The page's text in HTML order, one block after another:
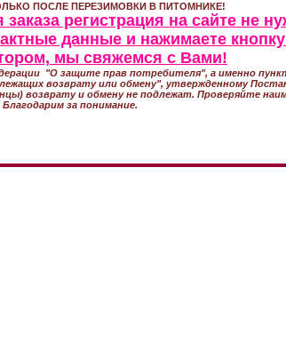
ПОСЛЕ ПЕРЕЗИМОВКИ В ПИТОМНИКЕ!
регистрация на сайте не
данные и нажимаете
мы свяжемся с Вами!
"О защите прав потребителя", а именно
возврату или обмену", утвержденному
возврату и обмену не подлежат. Проверяйте
за понимание.